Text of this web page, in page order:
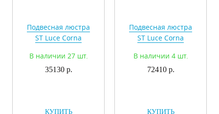
Подвесная люстра
ST Luce Corna
В наличии 27 шт.
35130 р.
КУПИТЬ
Подвесная люстра
ST Luce Corna
В наличии 4 шт.
72410 р.
КУПИТЬ